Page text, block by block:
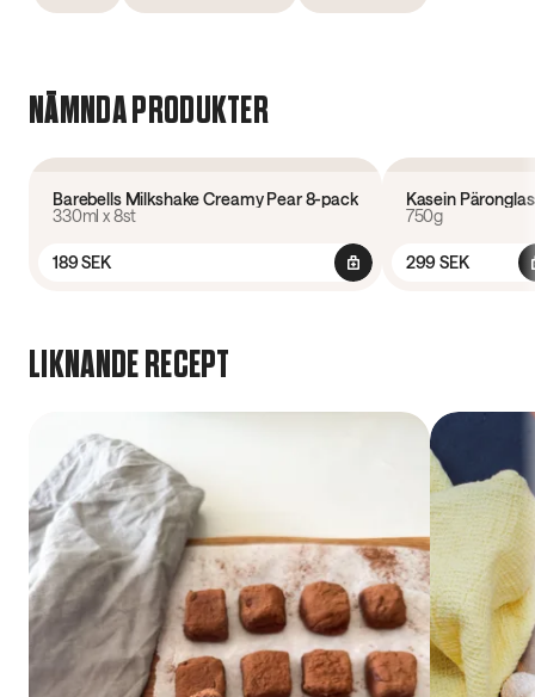
NÄMNDA PRODUKTER
Barebells Milkshake Creamy Pear 8-pack
330ml x 8st
189 SEK
Kasein
750g
299 SEK
LIKNANDE RECEPT